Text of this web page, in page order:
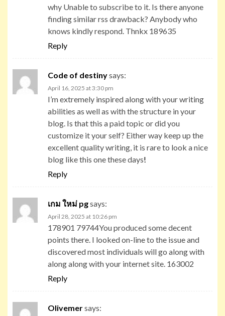
why Unable to subscribe to it. Is there anyone
finding similar rss drawback? Anybody who
knows kindly respond. Thnkx 189635
Reply
Code of destinysays:
April 16, 2025 at 3:30 pm
I’m extremely inspired along with your writing
abilities as well as with the structure in your
blog. Is that this a paid topic or did you
customize it your self? Either way keep up the
excellent quality writing, it is rare to look a nice
blog like this one these days!
Reply
เกม ใหม่ pgsays:
April 28, 2025 at 10:26 pm
178901 79744You produced some decent
points there. I looked on-line to the issue and
discovered most individuals will go along with
along along with your internet site. 163002
Reply
Olivemersays: